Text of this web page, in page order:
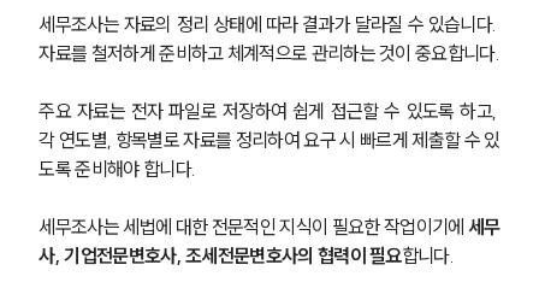
세무조사는 자료의 정리 상태에 따라 결과가 달라질 수 있습니다.
자료를 철저하게 준비하고 체계적으로 관리하는 것이 중요합니다.
주요 자료는 전자 파일로 저장하여 쉽게 접근할 수 있도록 하고,
각 연도별, 항목별로 자료를 정리하여 요구 시 빠르게 제출할 수 있
도록 준비해야 합니다.
세무조사는 세법에 대한 전문적인 지식이 필요한 작업이기에 세무
사, 기업전문변호사, 조세전문변호사의 협력이 필요합니다.